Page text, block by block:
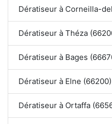
Dératiseur à Corneilla-
Dératiseur à Théza
Dératiseur à Bages
Dératiseur à Elne (66200)
Dératiseur à Ortaffa